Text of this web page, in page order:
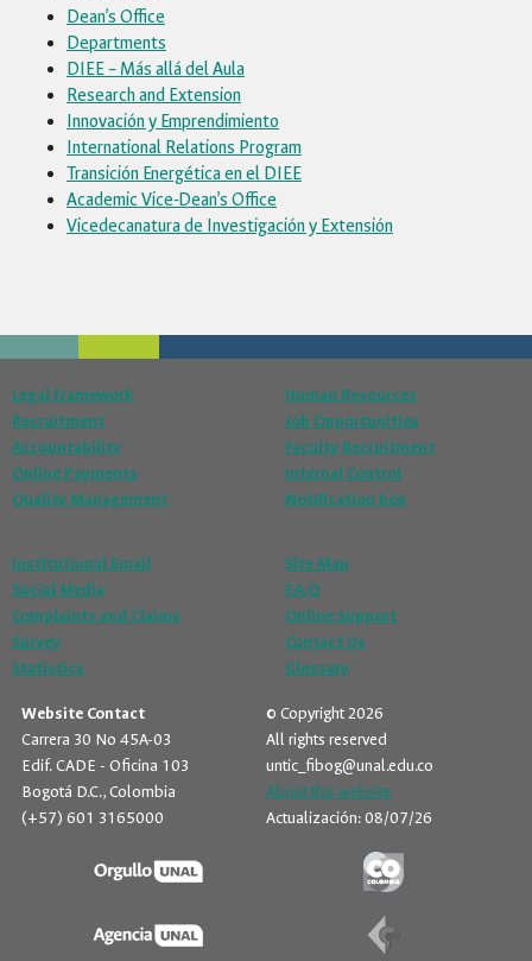
Dean’s Office
Departments
DIEE – Más allá del Aula
Research and Extension
Innovación y Emprendimiento
International Relations Program
Transición Energética en el DIEE
Academic Vice-Dean’s Office
Vicedecanatura de Investigación y Extensión
Legal Framework
Recruitment
Accountability
Online Payments
Quality Management
Human Resources
Job Opportunities
Faculty Recruitment
Internal Control
Notification box
Institutional Email
Social Media
Complaints and Claims
Survey
Statistics
Site Map
F.A.Q
Online Support
Contact Us
Glossary
Website Contact
Carrera 30 No 45A-03
Edif. CADE - Oficina 103
Bogotá D.C., Colombia
(+57) 601 3165000
© Copyright 2026
All rights reserved
untic_fibog@unal.edu.co
About this website
Actualización: 08/07/26